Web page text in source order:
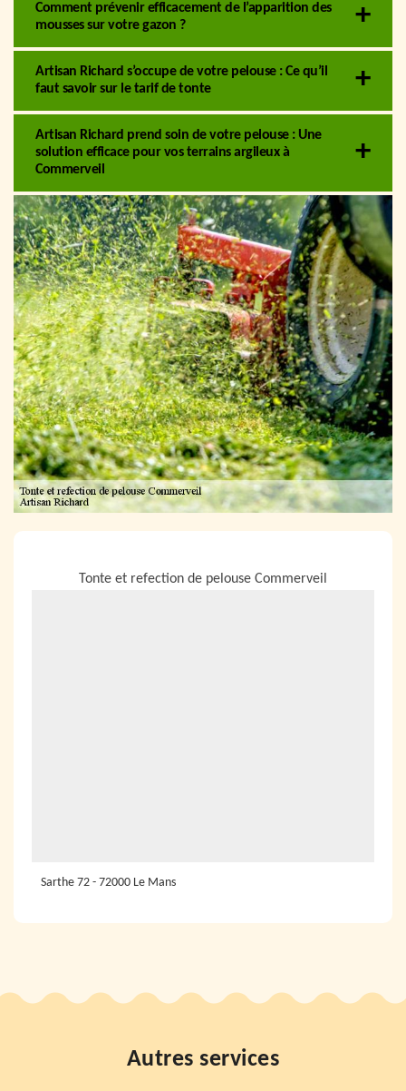
Comment prévenir efficacement de l’apparition des
mousses sur votre gazon ?
Artisan Richard s’occupe de votre pelouse : Ce qu’il
faut savoir sur le tarif de tonte
Artisan Richard prend soin de votre pelouse : Une
solution efficace pour vos terrains argileux à
Commerveil
Tonte et refection de pelouse Commerveil
Sarthe 72 - 72000 Le Mans
Autres services